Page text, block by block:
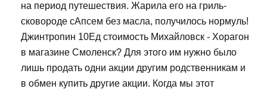
на период путешествия. Жарила его на гриль-
сковороде сАпсем без масла, получилось нормуль!
Джинтропин 10Ед стоимость Михайловск - Хорагон
в магазине Смоленск? Для этого им нужно было
лишь продать одни акции другим родственникам и
в обмен купить другие акции. Когда мы этот